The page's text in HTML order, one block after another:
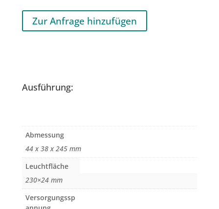
Zur Anfrage hinzufügen
Ausführung:
Abmessung
44 x 38 x 245 mm
Leuchtfläche
230×24 mm
Versorgungssp